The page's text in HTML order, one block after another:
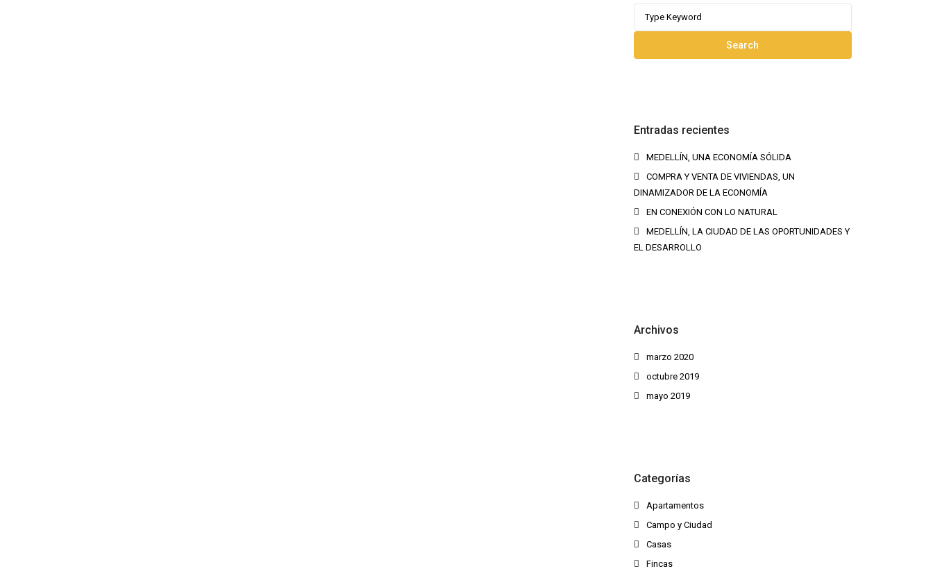
Search
Entradas recientes
MEDELLÍN, UNA ECONOMÍA SÓLIDA
COMPRA Y VENTA DE VIVIENDAS, UN
DINAMIZADOR DE LA ECONOMÍA
EN CONEXIÓN CON LO NATURAL
MEDELLÍN, LA CIUDAD DE LAS OPORTUNIDADES Y
EL DESARROLLO
Archivos
marzo 2020
octubre 2019
mayo 2019
Categorías
Apartamentos
Campo y Ciudad
Casas
Fincas